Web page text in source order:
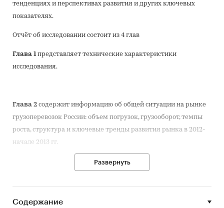
тенденциях и перспективах развития и других ключевых
показателях.
Отчёт об исследовании состоит из 4 глав
Глава 1представляет технические характеристики
исследования.
Глава 2 содержит информацию об общей ситуации на рынке
грузоперевозок России: объем погрузок, грузооборот, темпы
роста, структура и ключевые тренды развития рынка в 2012-
начале 2013 гг.
представлена информация об общей ситуации на
развития в будущем. Кроме того, детально описан российский
рынок грузовых авиаперевозок: объемы и темпы роста, общие
Развернуть
Содержание